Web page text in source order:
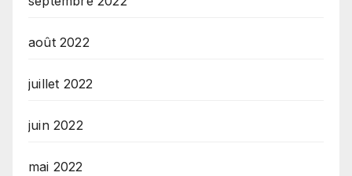
août 2022
juillet 2022
juin 2022
mai 2022